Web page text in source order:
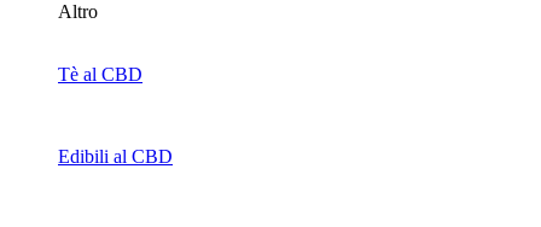
Altro
Tè al CBD
Edibili al CBD